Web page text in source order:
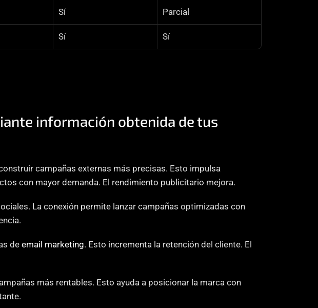
Sí Parcial
Sí
Sí
información obtenida de tus
campañas externas más precisas. Esto impulsa
con mayor demanda. El rendimiento publicitario mejora.
de email marketing. Esto incrementa la retención del cliente. El
más rentables. Esto ayuda a posicionar la marca con